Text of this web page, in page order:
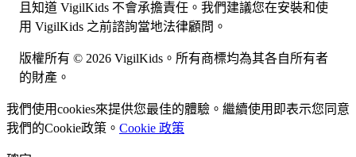
且知道 VigilKids 不會承擔責任。我們建議您在安裝和使
用 VigilKids 之前諮詢當地法律顧問。
版權所有 © 2026 VigilKids。所有商標均為其各自所有者
的財產。
我們使用cookies來提供您最佳的體驗。繼續使用即表示您同意
我們的Cookie政策。 Cookie 政策